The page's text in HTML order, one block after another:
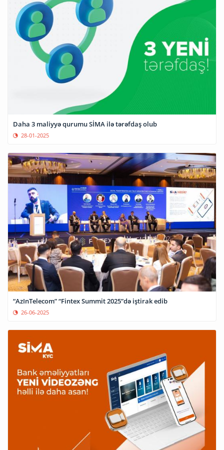
Daha 3 maliyyə qurumu SİMA ilə tərəfdaş olub
28-01-2025
“AzInTelecom” “Fintex Summit 2025”də iştirak edib
26-06-2025